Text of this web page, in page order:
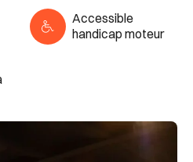
Accessible
handicap moteur